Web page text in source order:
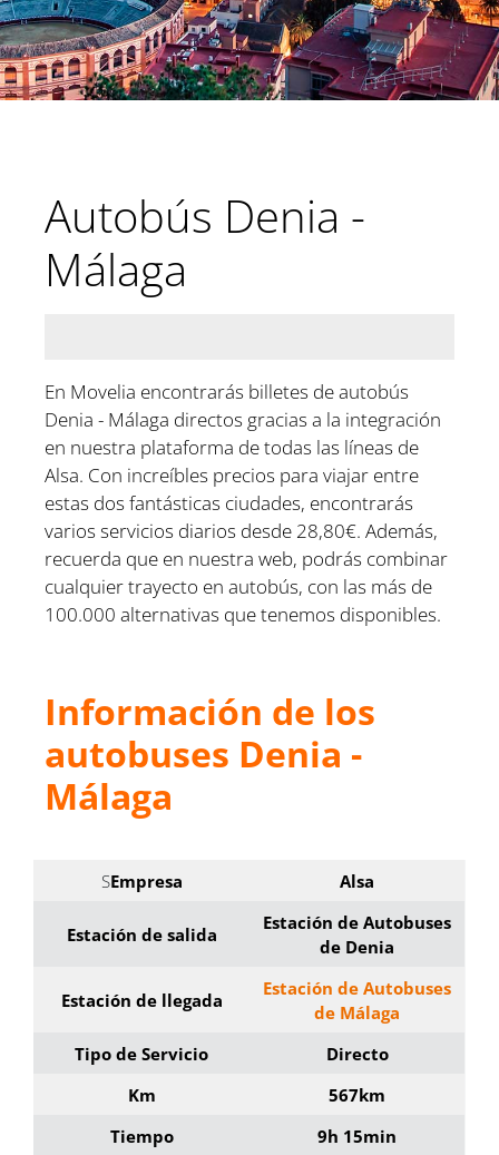
Autobús Denia -
Málaga
En Movelia encontrarás billetes de autobús
Denia - Málaga directos gracias a la integración
en nuestra plataforma de todas las líneas de
Alsa. Con increíbles precios para viajar entre
estas dos fantásticas ciudades, encontrarás
varios servicios diarios desde 28,80€. Además,
recuerda que en nuestra web, podrás combinar
cualquier trayecto en autobús, con las más de
100.000 alternativas que tenemos disponibles.
Información de los
autobuses Denia -
Málaga
SEmpresa Alsa
Estación de salida
Estación de Autobuses
de Denia
Estación de llegada
Estación de Autobuses
de Málaga
Tipo de Servicio
Directo
Km
567km
Tiempo
9h 15min